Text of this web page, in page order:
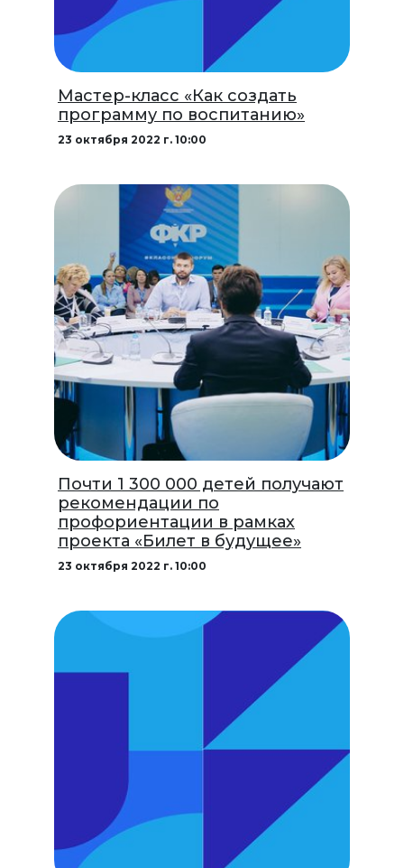
Мастер-класс «Как создать
программу по воспитанию»
23 октября 2022 г. 10:00
Почти 1 300 000 детей получают
рекомендации по
профориентации в рамках
проекта «Билет в будущее»
23 октября 2022 г. 10:00